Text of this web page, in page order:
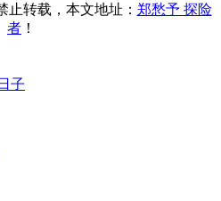
止转载，本文地址： 郑愁予 探险
者 ！
子